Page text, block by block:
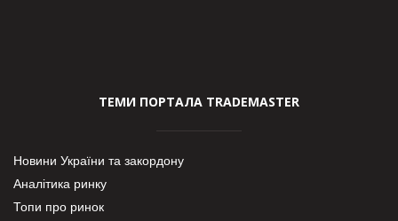
ТЕМИ ПОРТАЛА TRADEMASTER
Новини України та закордону
Аналітика ринку
Топи про ринок